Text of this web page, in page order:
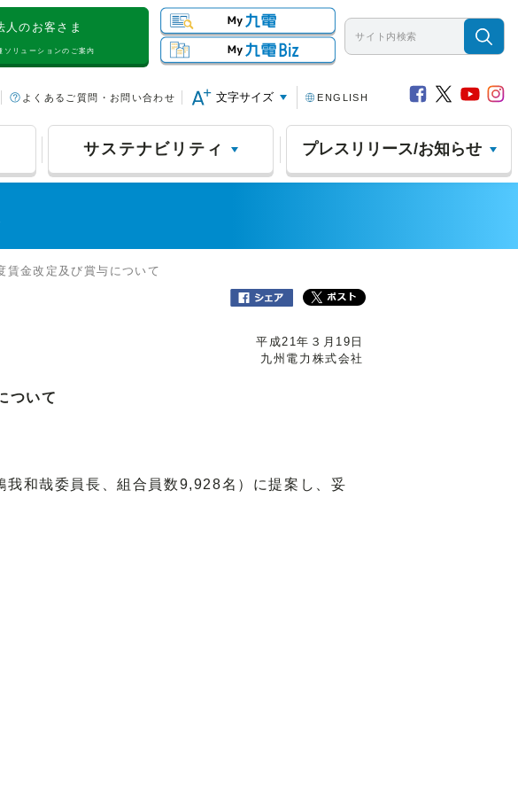
人のお客さま
ソリューションのご案内
よくあるご質問・お問い合わせ 文字サイズ ENGLISH
サステナビリティ プレスリリース/お知らせ
賃金改定及び賞与について
平成21年３月19日
九州電力株式会社
ついて
和哉委員長、組合員数9,928名）に提案し、妥